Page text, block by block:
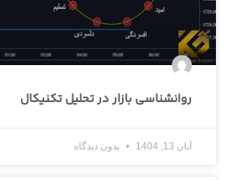
روانشناسی بازار در تحلیل تکنیکال
آبان 13, 1404 بدون دیدگاه